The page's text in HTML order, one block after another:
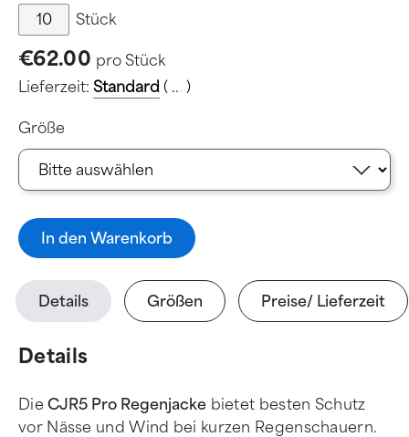
Stück
€62.00 pro Stück
Lieferzeit: Standard ( ... )
Größe
In den Warenkorb
Details Größen Preise/ Lieferzeit
Details
DieCJR5 Pro Regenjacke bietet besten Schutz
vor Nässe und Wind bei kurzen Regenschauern.